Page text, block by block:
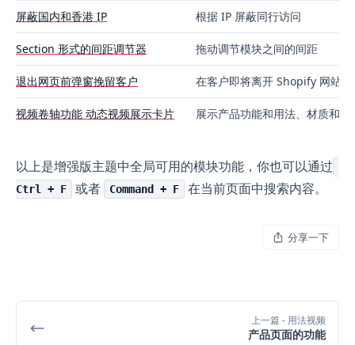
屏蔽国内和香港 IP 根据 IP 屏蔽同行访问
Section 形式的间距调节器 拖动调节模块之间的间距
退出网页前弹窗挽留客户 在客户即将离开 Shopify 网站
视频卷轴功能 动态视频展示卡片 展示产品功能和用法、材质和
以上是增强版主题中全局可用的模块功能，你也可以通过
Ctrl + F 或者 Command + F 在当前页面中搜索内容。
分享一下
上一篇- 用法视频
产品页面的功能